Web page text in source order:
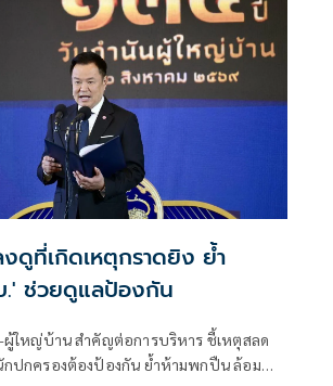
ดูที่เกิดเหตุกราดยิง ย้ำ
ช่วยดูแลป้องกัน
ใหญ่บ้าน สำคัญต่อการบริหาร ชี้เหตุสลด
ปกครองต้องป้องกัน ย้ำห้ามพกปืน ล้อม